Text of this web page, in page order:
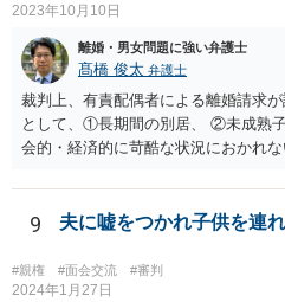
2023年10月10日
離婚・男女問題に強い弁護士
髙橋 俊太 弁護士
裁判上、有責配偶者による離婚請求
として、①長期間の別居、 ②未成熟
会的・経済的に苛酷な状況におかれ
監護しており（②）、仮に離婚を認
的に過酷な状況におかれる可能性が
は、夫側の離婚請求は裁判では認め
ます。 一方で、期間が経過して子が
すでに１０年超となり、婚姻期間の
9 夫に嘘をつかれ子供を連
#親権 #面会交流 #審判
2024年1月27日